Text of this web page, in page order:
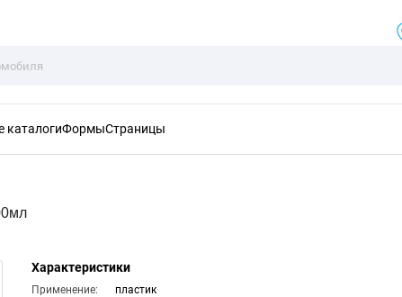
каталогиФормыСтраницы
Характеристики
Применение:
пластик